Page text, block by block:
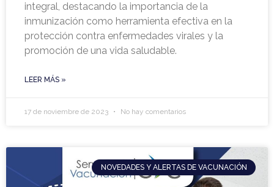
integral, destacando la importancia de la
inmunización como herramienta efectiva en la
protección contra enfermedades virales y la
promoción de una vida saludable.
LEER MÁS »
17 de noviembre de 2023 No hay comentarios
NOVEDADES Y ALERTAS DE VACUNACIÓN